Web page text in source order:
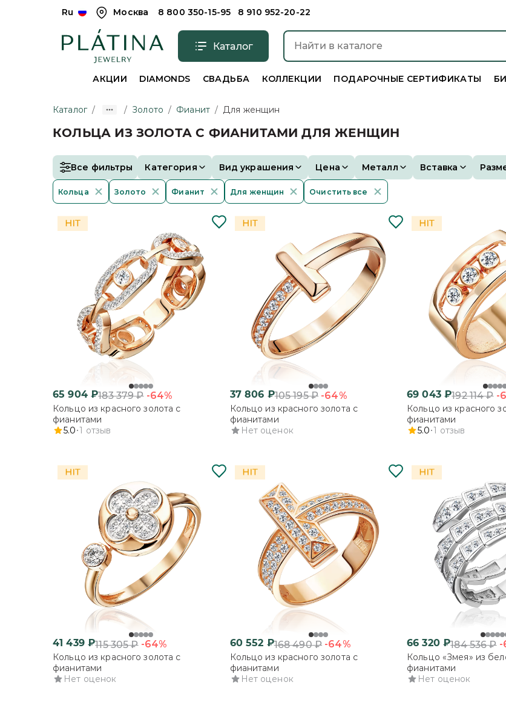
Ru Москва 8 800 350-15-95 8 910 952-20-22
Каталог
АКЦИИ DIAMONDS СВАДЬБА КОЛЛЕКЦИИ ПОДАРОЧНЫЕ СЕРТИФИКАТЫ
Каталог / / Золото / Фианит / Для женщин
КОЛЬЦА ИЗ ЗОЛОТА С ФИАНИТАМИ ДЛЯ ЖЕНЩИН
Все фильтры Категория Вид украшения Цена Металл Вставка
Кольца Золото Фианит Для женщин Очистить все
65 904₽183 379₽ -64%
Кольцо из красного золота с
фианитами
5.0 1 отзыв
37 806 ₽105 195₽ -64%
Кольцо из красного золота с
фианитами
Нет оценок
69 043₽192 114₽ -
Кольцо из красного
фианитами
5.0 1 отзыв
41 439₽115 305₽ -64%
Кольцо из красного золота с
фианитами
Нет оценок
60 552 ₽168 490₽ -64%
Кольцо из красного золота с
фианитами
Нет оценок
66 320₽184 536₽ -
Кольцо «Змея» из
фианитами
Нет оценок